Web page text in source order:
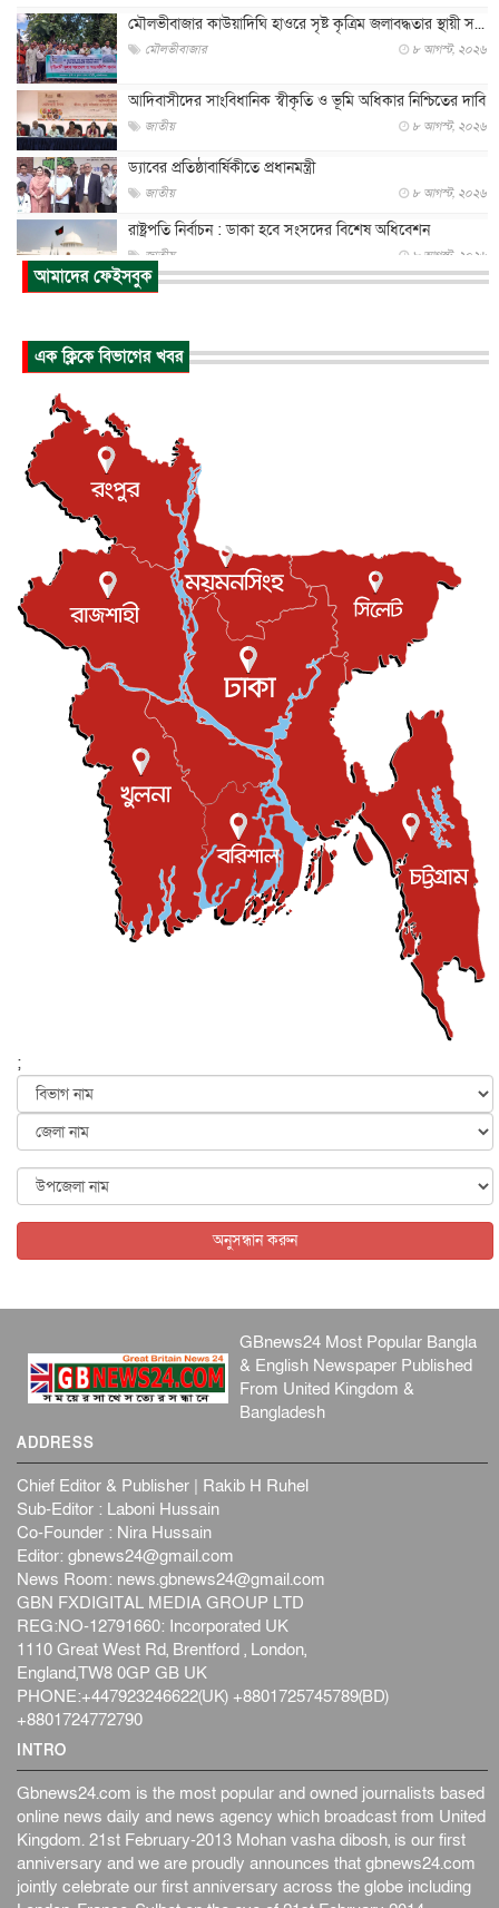
মৌলভীবাজার কাউয়াদিঘি হাওরে সৃষ্ট কৃত্রিম জলাবদ্ধতার স্থায়ী স...
মৌলভীবাজার ৮ আগস্ট, ২০২৬
আদিবাসীদের সাংবিধানিক স্বীকৃতি ও ভূমি অধিকার নিশ্চিতের দাবি
জাতীয় ৮ আগস্ট, ২০২৬
ড্যাবের প্রতিষ্ঠাবার্ষিকীতে প্রধানমন্ত্রী
জাতীয় ৮ আগস্ট, ২০২৬
রাষ্ট্রপতি নির্বাচন : ডাকা হবে সংসদের বিশেষ অধিবেশন
জাতীয় ৮ আগস্ট, ২০২৬
প্রধানমন্ত্রীর সঙ্গে সাক্ষাতে খুদে শিল্পী অনুশ্রী রায়ের স্বপ...
পাকিস্তান-তুরস্কের সঙ্গে প্রতিরক্ষা চুক্তি সৌদি আরবকে কতটা ন...
যুক্তরাজ্যে গ্রুমিং কেলেঙ্কারি : পাকিস্তানির অপরাধে অস্বস্তি...
আন্তর্জাতিক
বিরোধ কাটিয়ে কূটনৈতিক সম্পর্ক পুনঃস্থাপন করছে মেক্সিকো ও
আন্তর্জাতিক
এবার ওটিটিতে মুক্তি পেল ‘মালিক’
বিনোদন ৮ আগস্ট, ২০২৬
রিয়ালকে ‘না’ বলা রদ্রির জন্য বার্সার কাছে কত চাইল ম্যানসিটি
খেলাধুলা
শিল্পকলায় চলচ্চিত্র উৎসব, বিনা মূল্যে দেখা যাবে ৬ সিনেমা
বিনোদন ৮ আগস্ট, ২০২৬
ইস্ট লন্ডন মসজিদের জুমার খুতবা : “কুরআন হোক জীবন দেখার
লেন্স...
ইসলাম ও জীবন ৭ আগস্ট, ২০২৬
সিলেটের কন্যা মোহিনী রশিদ এনওয়াইপিডির উচ্চপদস্থ কর্মকর্তা
দেশজুড়ে ৬ আগস্ট, ২০২৬
আজ থেকে সবার জন্য উন্মুক্ত জুলাই স্মৃতি জাদুঘর
৬ আগস্ট, ২০২৬
৬ আগস্ট, ২০২৬
জুলাইয়ের কৃতিত্ব নেওয়ার জন্য সবাই প্রতিযোগিতায় নেমেছে :
৬ আগস্ট, ২০২৬
৬ আগস্ট, ২০২৬
আমাদের ফেইসবুক
এক ক্লিকে বিভাগের খবর
;
অনুসন্ধান করুন
GBnews24 Most Popular Bangla
& English Newspaper Published
From United Kingdom &
Bangladesh
ADDRESS
Chief Editor & Publisher | Rakib H Ruhel
Sub-Editor : Laboni Hussain
Co-Founder : Nira Hussain
Editor: gbnews24@gmail.com
News Room: news.gbnews24@gmail.com
GBN FXDIGITAL MEDIA GROUP LTD
REG:NO-12791660: Incorporated UK
1110 Great West Rd, Brentford , London,
England,TW8 0GP GB UK
PHONE:+447923246622(UK) +8801725745789(BD)
+8801724772790
INTRO
Gbnews24.com is the most popular and owned journalists based
online news daily and news agency which broadcast from United
Kingdom. 21st February-2013 Mohan vasha dibosh, is our first
anniversary and we are proudly announces that gbnews24.com
jointly celebrate our first anniversary across the globe including